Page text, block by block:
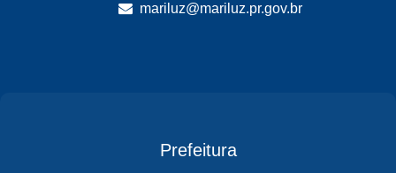
mariluz@mariluz.pr.gov.br
Prefeitura